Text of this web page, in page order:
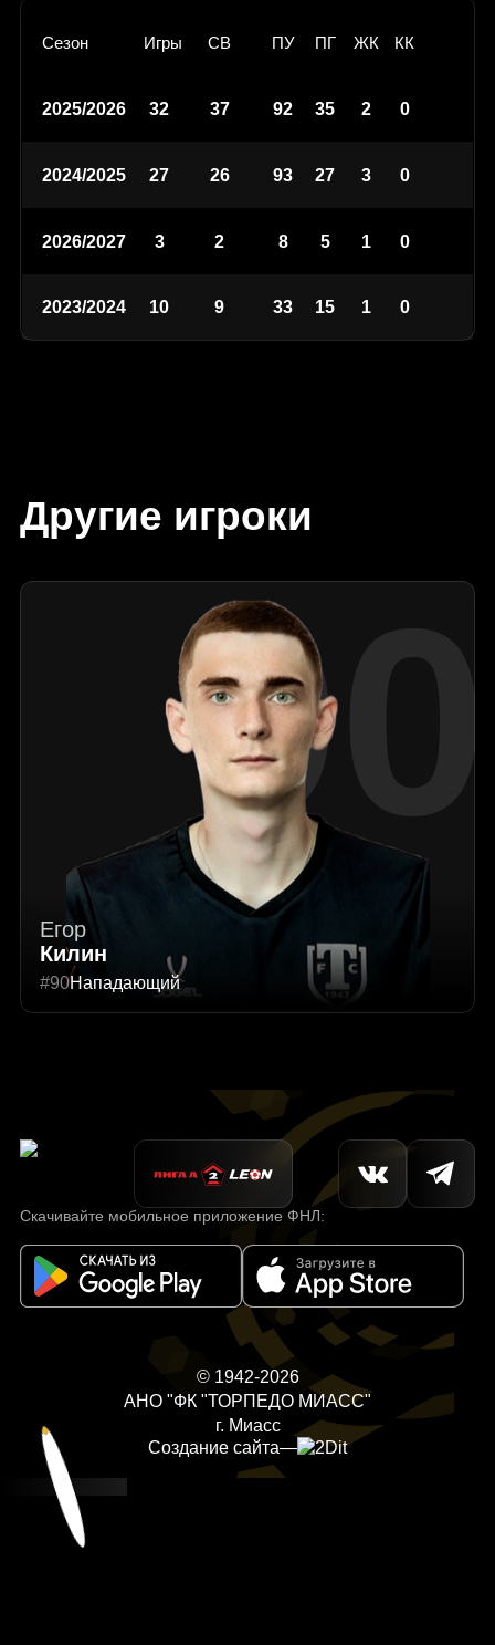
Сезон Игры СВ ПУ ПГ ЖК КК
2025/2026 32 37 92 35 2 0
2024/2025 27 26 93 27 3 0
2026/2027 3 2 8 5 1 0
2023/2024 10 9 33 15 1 0
Другие игроки
90
Егор
Килин
#90Нападающий
Скачивайте мобильное приложение ФНЛ:
© 1942-2026
АНО "ФК "ТОРПЕДО МИАСС"
г. Миасс
Создание сайта—